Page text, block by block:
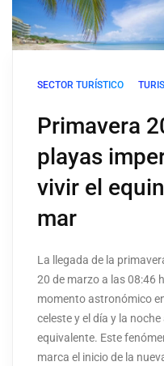
SECTOR TURÍSTICO
Primavera
playas
vivir el
mar
La llegada de la
20 de marzo a las 08:46
momento astronómico
celeste y el día y la
equivalente. Este
marca el inicio de la